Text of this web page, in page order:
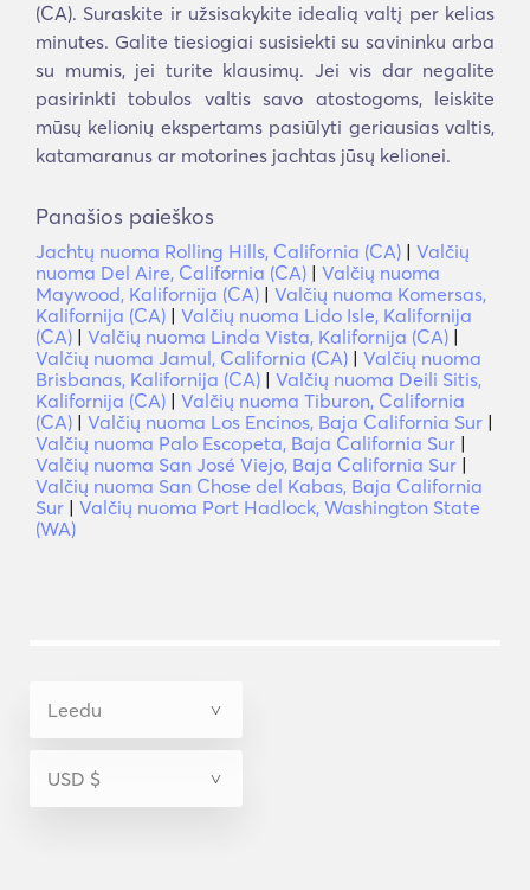
(CA). Suraskite ir užsisakykite idealią valtį per kelias
minutes. Galite tiesiogiai susisiekti su savininku arba
su mumis, jei turite klausimų. Jei vis dar negalite
pasirinkti tobulos valtis savo atostogoms, leiskite
mūsų kelionių ekspertams pasiūlyti geriausias valtis,
katamaranus ar motorines jachtas jūsų kelionei.
Panašios paieškos
Jachtų nuoma Rolling Hills, California (CA) | Valčių
nuoma Del Aire, California (CA) | Valčių nuoma
Maywood, Kalifornija (CA) | Valčių nuoma Komersas,
Kalifornija (CA) | Valčių nuoma Lido Isle, Kalifornija
(CA) | Valčių nuoma Linda Vista, Kalifornija (CA) |
Valčių nuoma Jamul, California (CA) | Valčių nuoma
Brisbanas, Kalifornija (CA) | Valčių nuoma Deili Sitis,
Kalifornija (CA) | Valčių nuoma Tiburon, California
(CA) | Valčių nuoma Los Encinos, Baja California Sur |
Valčių nuoma Palo Escopeta, Baja California Sur |
Valčių nuoma San José Viejo, Baja California Sur |
Valčių nuoma San Chose del Kabas, Baja California
Sur | Valčių nuoma Port Hadlock, Washington State
(WA)